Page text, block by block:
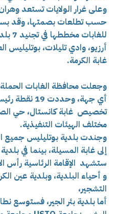
حسب تطلعات بصمتها، وقد
أرزيو، وادي تليلات، بوتليليس
غابة الكرمة.
وجعلت محافظة الغابات
أي جهة،
تخصيص غابة كانستال، حي
مختلف الهيئات التنفيذية.
وجندت بلدية بوتليليس جميع
إلى غابة المسيلة، بينما في ب
ستشهد الإقامة الرئاسية رأس
و أحياء البلدية، وبلدية عين
التشجير،
أما بلدية بئر الجير، فستوسع